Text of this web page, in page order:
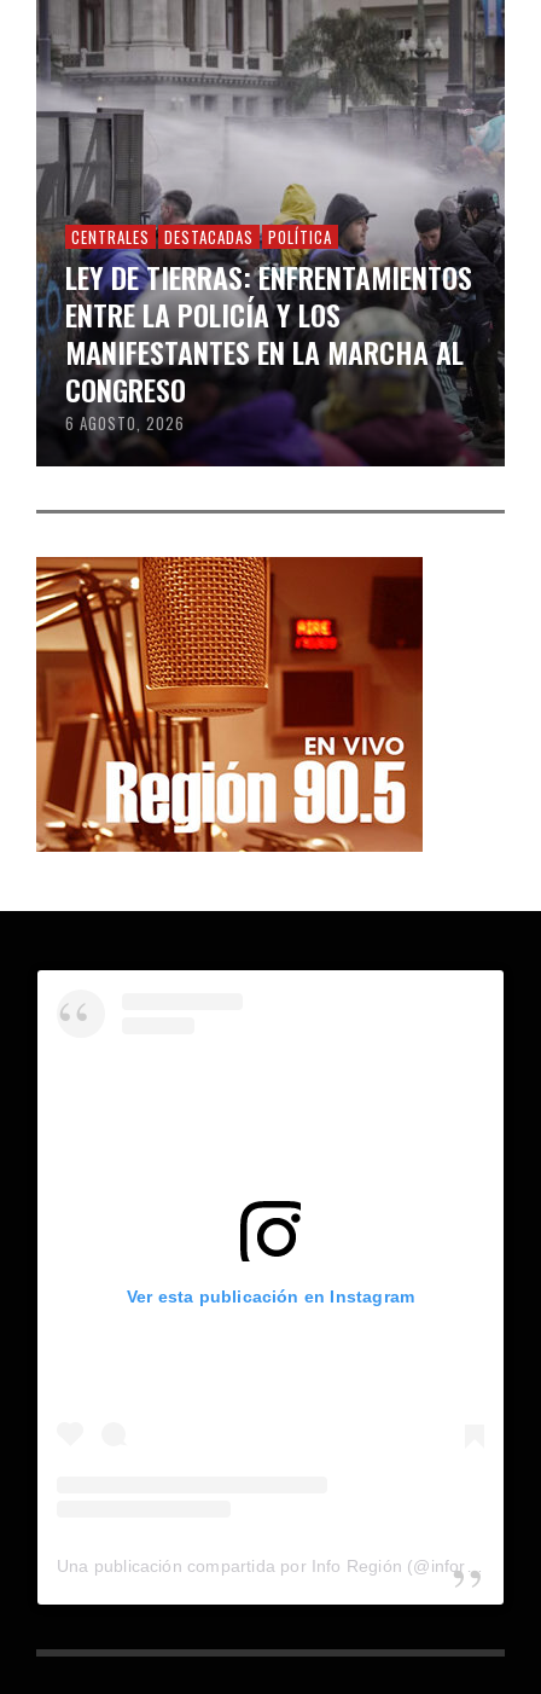
CENTRALES DESTACADAS POLÍTICA
LEY DE TIERRAS: ENFRENTAMIENTOS
ENTRE LA POLICÍA Y LOS
MANIFESTANTES EN LA MARCHA AL
CONGRESO
6 AGOSTO, 2026
Ver esta publicación en Instagram